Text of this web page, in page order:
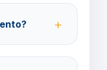
di 70 euro a
saldo 30 giorni